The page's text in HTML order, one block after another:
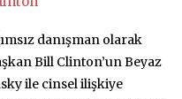
danışman olarak
Bill Clinton’un Beyaz
ile cinsel ilişkiye